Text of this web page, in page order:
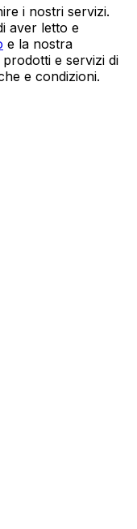
i nostri servizi.
aver letto e
e la nostra
e servizi di
e condizioni.